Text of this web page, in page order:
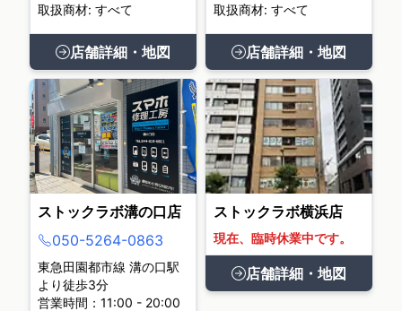
取扱商材: すべて
店舗詳細・地図
取扱商材: すべて
店舗詳細・地図
ストックラボ溝の口店
050-5264-0863
東急田園都市線 溝の口駅
より徒歩3分
営業時間：11:00 - 20:00
ストックラボ横浜店
現在、臨時休業中です。
店舗詳細・地図